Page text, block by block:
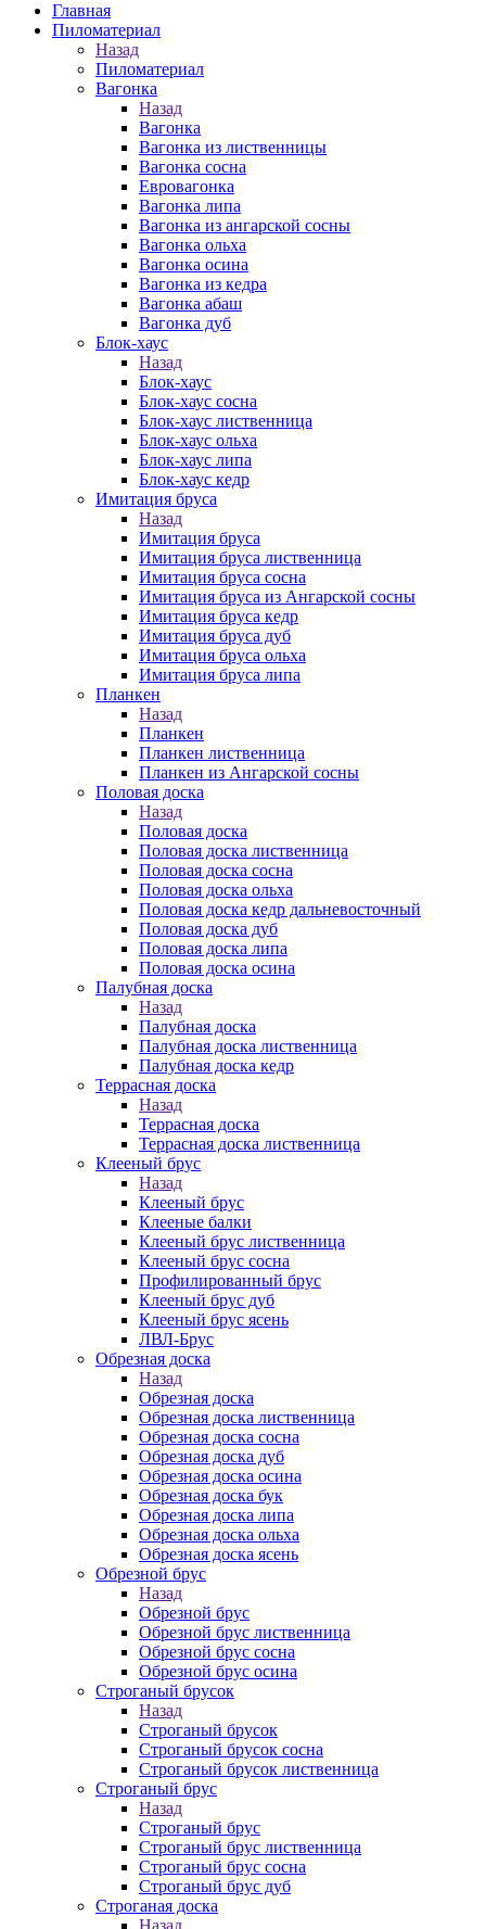
Главная
Пиломатериал
Назад
Пиломатериал
Вагонка
Назад
Вагонка
Вагонка из лиственницы
Вагонка сосна
Евровагонка
Вагонка липа
Вагонка из ангарской сосны
Вагонка ольха
Вагонка осина
Вагонка из кедра
Вагонка абаш
Вагонка дуб
Блок-хаус
Назад
Блок-хаус
Блок-хаус сосна
Блок-хаус лиственница
Блок-хаус ольха
Блок-хаус липа
Блок-хаус кедр
Имитация бруса
Назад
Имитация бруса
Имитация бруса лиственница
Имитация бруса сосна
Имитация бруса из Ангарской сосны
Имитация бруса кедр
Имитация бруса дуб
Имитация бруса ольха
Имитация бруса липа
Планкен
Назад
Планкен
Планкен лиственница
Планкен из Ангарской сосны
Половая доска
Назад
Половая доска
Половая доска лиственница
Половая доска сосна
Половая доска ольха
Половая доска кедр дальневосточный
Половая доска дуб
Половая доска липа
Половая доска осина
Палубная доска
Назад
Палубная доска
Палубная доска лиственница
Палубная доска кедр
Террасная доска
Назад
Террасная доска
Террасная доска лиственница
Клееный брус
Назад
Клееный брус
Клееные балки
Клееный брус лиственница
Клееный брус сосна
Профилированный брус
Клееный брус дуб
Клееный брус ясень
ЛВЛ-Брус
Обрезная доска
Назад
Обрезная доска
Обрезная доска лиственница
Обрезная доска сосна
Обрезная доска дуб
Обрезная доска осина
Обрезная доска бук
Обрезная доска липа
Обрезная доска ольха
Обрезная доска ясень
Обрезной брус
Назад
Обрезной брус
Обрезной брус лиственница
Обрезной брус сосна
Обрезной брус осина
Строганый брусок
Назад
Строганый брусок
Строганый брусок сосна
Строганый брусок лиственница
Строганый брус
Назад
Строганый брус
Строганый брус лиственница
Строганый брус сосна
Строганый брус дуб
Строганая доска
Назад